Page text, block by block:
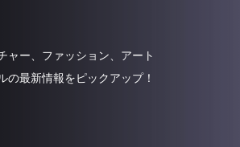
ャー、ファッション、アート
の最新情報をピックアップ！